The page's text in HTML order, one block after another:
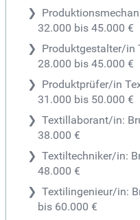
32.000 bis 45.000 €
Produktgestalter/in
28.000 bis 45.000 €
Produktprüfer/in
31.000 bis 50.000 €
Textillaborant/in:
38.000 €
Textiltechniker/in:
48.000 €
Textilingenieur/in:
bis 60.000 €